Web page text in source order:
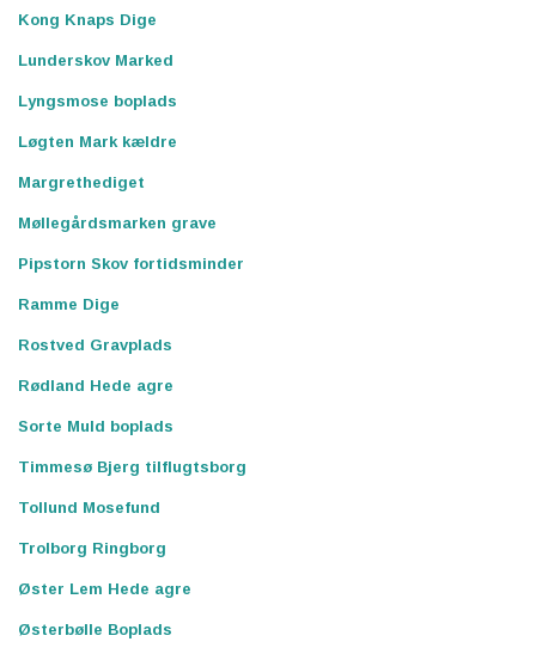
Kong Knaps Dige
Lunderskov Marked
Lyngsmose boplads
Løgten Mark kældre
Margrethediget
Møllegårdsmarken grave
Pipstorn Skov fortidsminder
Ramme Dige
Rostved Gravplads
Rødland Hede agre
Sorte Muld boplads
Timmesø Bjerg tilflugtsborg
Tollund Mosefund
Trolborg Ringborg
Øster Lem Hede agre
Østerbølle Boplads